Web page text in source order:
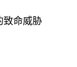
致命威胁